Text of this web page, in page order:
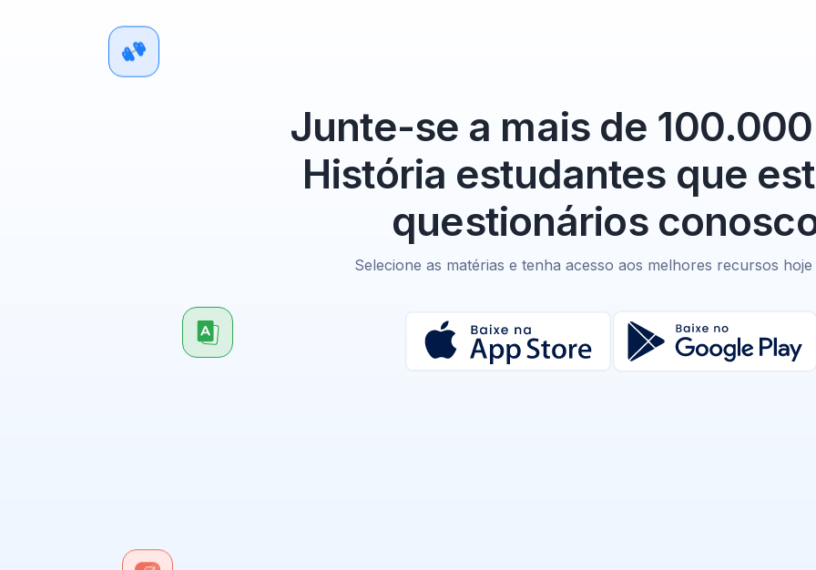
Junte-se a mais de 100.000
História estudantes que
questionários
Selecione as matérias e tenha acesso aos melhores recursos hoje